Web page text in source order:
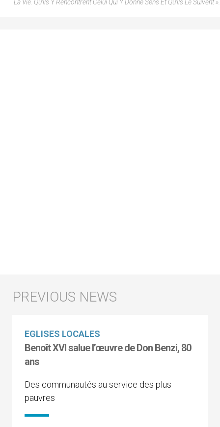
La Vie. Qu’ils Y Rencontrent Celui Qui Y Donne Sens Et Qu’ils Le Suivent ».
EGLISES LOCALES
Benoît XVI salue l’œuvre de Don Benzi, 80
ans
Des communautés au service des plus
pauvres